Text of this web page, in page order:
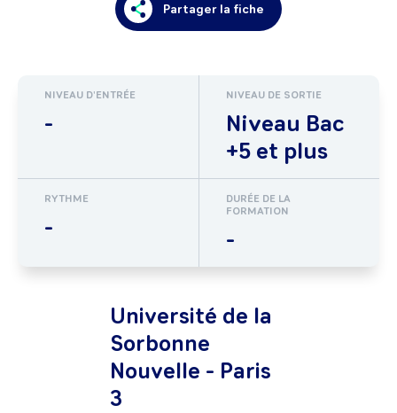
Partager la fiche
NIVEAU D'ENTRÉE
-
NIVEAU DE SORTIE
Niveau Bac
+5 et plus
RYTHME
-
DURÉE DE LA
FORMATION
-
Université de la
Sorbonne
Nouvelle - Paris
3